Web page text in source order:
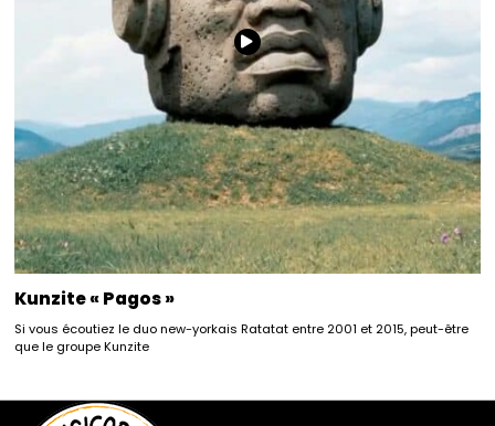
Kunzite « Pagos »
Si vous écoutiez le duo new-yorkais Ratatat entre 2001 et 2015, peut-être
que le groupe Kunzite